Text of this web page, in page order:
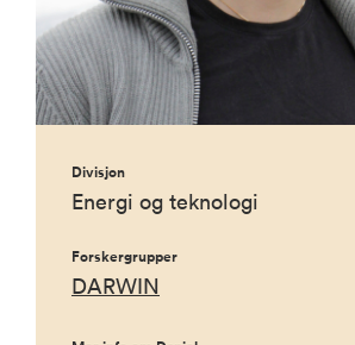
Divisjon
Energi og teknologi
Forskergrupper
DARWIN